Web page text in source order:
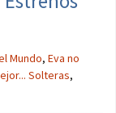
Mundo, Eva no
Solteras,